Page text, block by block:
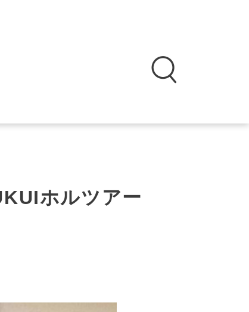
ホルツアー